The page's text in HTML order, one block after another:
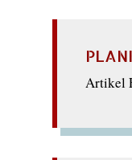
Artikel